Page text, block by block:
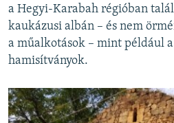
a Hegyi-Karabah régióban
kaukázusi albán – és nem
a műalkotások – mint például
hamisítványok.